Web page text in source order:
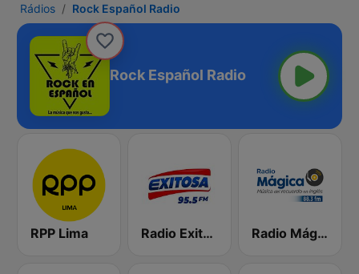
Rádios Rock Español Radio
Rock Español Radio
RPP Lima Radio Exitosa Radio Mágica 88.3 FM